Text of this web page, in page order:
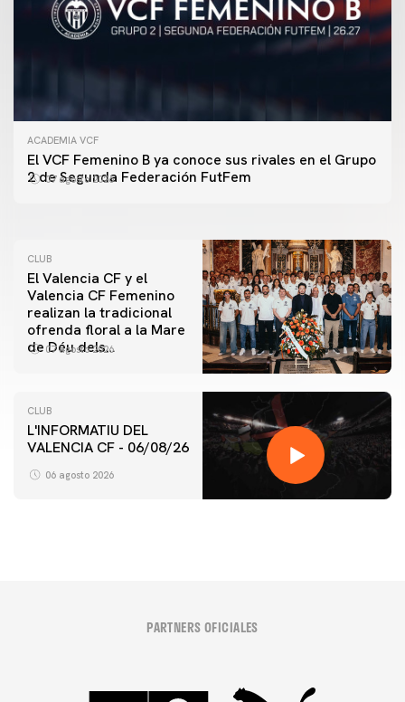
ACADEMIA VCF
El VCF Femenino B ya conoce sus rivales en el Grupo
2 de Segunda Federación FutFem
07 agosto 2026
PRIMER EQUIPO
ENTRENAMIENTO DEL VALENCIA CF 7/8/2026
CLUB
El Valencia CF y el
Valencia CF Femenino
realizan la tradicional
ofrenda floral a la Mare
de Déu dels
07 agosto 2026
CLUB
L'INFORMATIU DEL
VALENCIA CF - 06/08/26
06 agosto 2026
PARTNERS OFICIALES